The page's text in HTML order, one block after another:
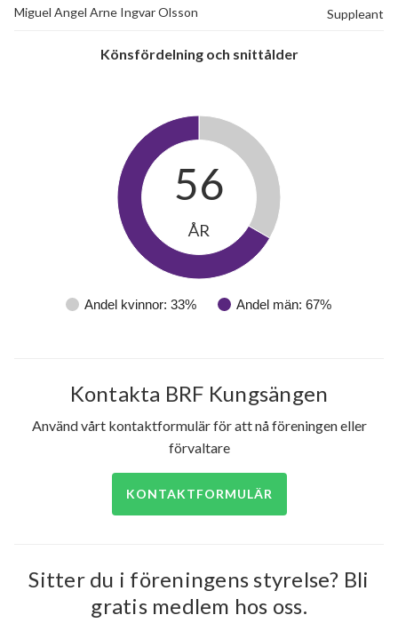
Miguel Angel Arne Ingvar Olsson Suppleant
Könsfördelning och snittålder
Andel kvinnor: 33% Andel män: 67%
56
ÅR
Kontakta BRF Kungsängen
Använd vårt kontaktformulär för att nå föreningen eller
förvaltare
KONTAKTFORMULÄR
Sitter du i föreningens styrelse? Bli
gratis medlem hos oss.